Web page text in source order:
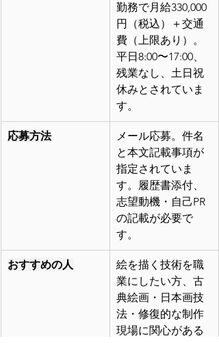
勤務で月給330,000
円（税込）＋交通
費（上限あり）。
平日8:00〜17:00、
残業なし、土日祝
休みとされていま
す。
応募方法
メール応募。件名
と本文記載事項が
指定されていま
す。履歴書添付、
志望動機・自己PR
の記載が必要で
す。
おすすめの人
絵を描く技術を職
業にしたい方、古
典絵画・日本画技
法・修復的な制作
現場に関心がある